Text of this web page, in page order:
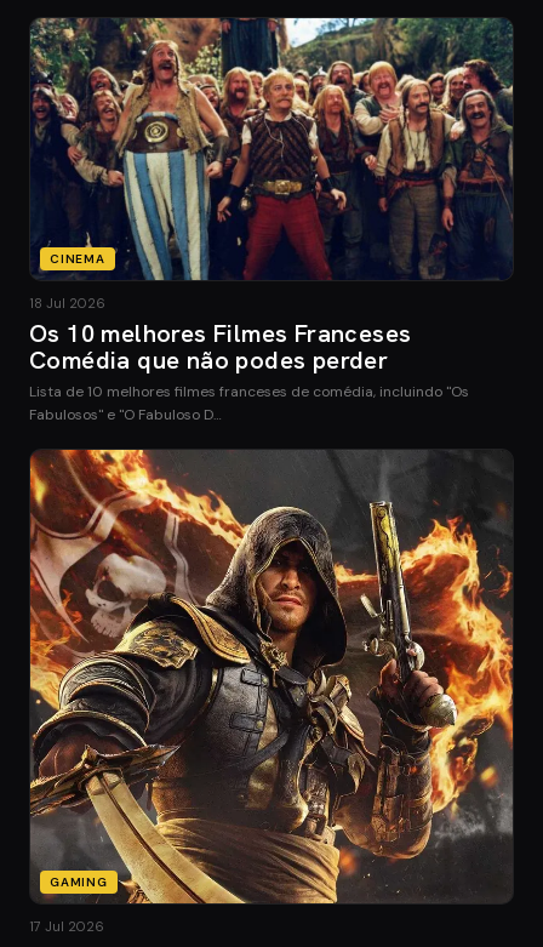
CINEMA
18 Jul 2026
Os 10 melhores Filmes Franceses
Comédia que não podes perder
Lista de 10 melhores filmes franceses de comédia, incluindo "Os
Fabulosos" e "O Fabuloso D…
GAMING
17 Jul 2026